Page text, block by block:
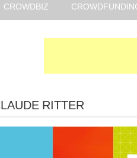
CROWDBIZ
RITTER